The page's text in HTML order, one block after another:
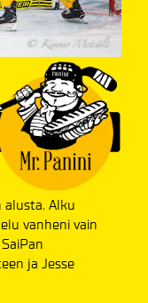
alusta. Alku
vanheni vain
ja Jesse